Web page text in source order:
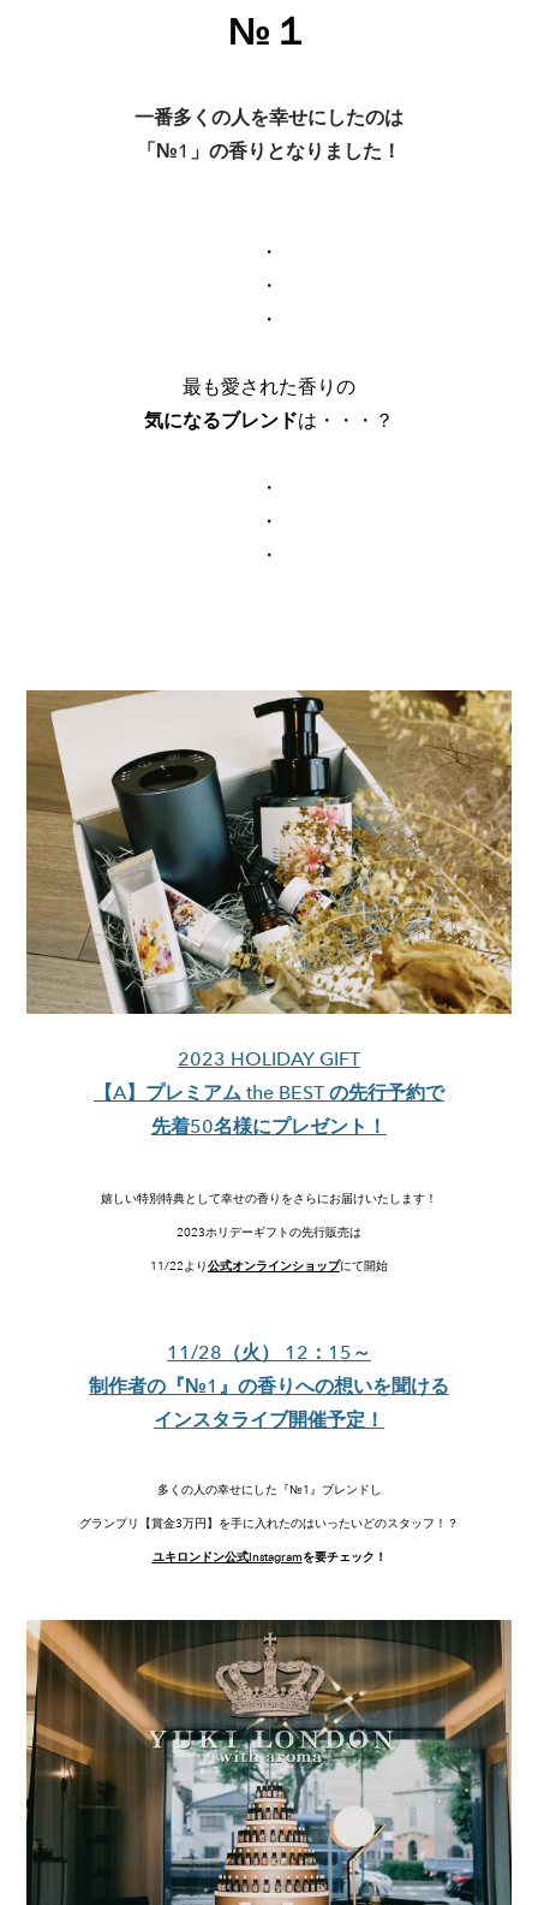
№１
一番多くの人を幸せにしたのは
「№1」 の香りとなりました！
​・
・
・
最も愛された香りの
気になるブレンドは・・・？
・
・
・
2023 HOLIDAY GIFT
【A】プレミアム the BEST の先行予約で
​先着50名様にプレゼント！
嬉しい特別特典として幸せの香りをさらにお届けいたします！
2023ホリデーギフトの先行販売は
​11/22より公式オンラインショップにて開始
11/28（火） 12：15～
制作者の『№1』の香りへの想いを聞ける
インスタライブ開催予定！
多くの人の幸せにした『№1』ブレンドし
グランプリ【賞金3万円】を手に入れたのはいったいどのスタッフ！？
ユキロンドン公式Instagramを要チェック！